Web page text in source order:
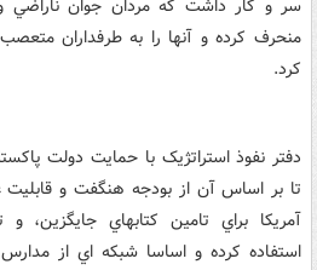
سر و کار داشت که مردان جوان
منحرف کرده و آنها را به طرفداران
کرد.
دفتر نفوذ استراتژيک با حمايت دولت
تا بر اساس آن از بودجه هنگفت و قابليت
آمريکا براي تامين کتابهاي جايگزين،
استفاده کرده و اساسا شبکه اي از مدارس